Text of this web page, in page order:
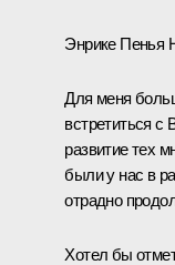
Энрике Пенья
Для меня
встретиться с
развитие тех
были у нас в
отрадно
Хотел бы